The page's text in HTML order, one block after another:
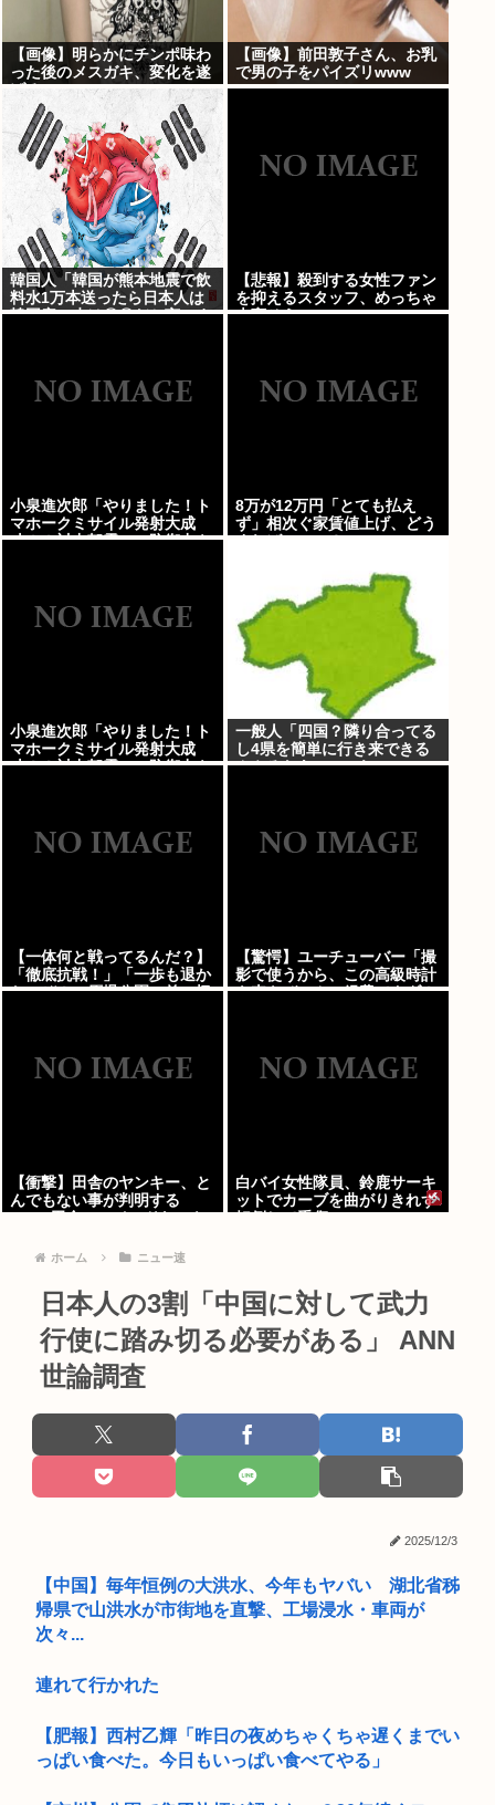
【画像】明らかにチンポ味わ
った後のメスガキ、変化を遂
げる
【画像】前田敦子さん、お乳
で男の子をパイズリwww
韓国人「韓国が熊本地震で飲
料水1万本送ったら日本人は
韓国産の水は〇〇だと言いま
【悲報】殺到する女性ファン
を抑えるスタッフ、めっちゃ
大変そうwww
小泉進次郎「やりました！ト
マホークミサイル発射大成
功！！対中朝露への防衛力を
8万が12万円「とても払え
ず」相次ぐ家賃値上げ、どう
小泉進次郎「やりました！ト
マホークミサイル発射大成
功！！対中朝露への防衛力を
一般人「四国？隣り合ってる
し4県を簡単に行き来できる
んやろなあ」←これwww
【一体何と戦ってるんだ？】
「徹底抗戦！」「一歩も退か
ないぞ！」原爆公園の前の極
【驚愕】ユーチューバー「撮
影で使うから、この高級時計
も車もぜ～んぶ経費でタダ！
【衝撃】田舎のヤンキー、と
んでもない事が判明する
の？もしかして…
白バイ女性隊員、鈴鹿サーキ
ットでカーブを曲がりきれず
ホーム ニュー速
日本人の3割「中国に対して武力
行使に踏み切る必要がある」 ANN
世論調査
2025/12/3
【中国】毎年恒例の大洪水、今年もヤバい 湖北省秭
帰県で山洪水が市街地を直撃、工場浸水・車両が
次々...
連れて行かれた
【肥報】西村乙輝「昨日の夜めちゃくちゃ遅くまでい
っぱい食べた。今日もいっぱい食べてやる」